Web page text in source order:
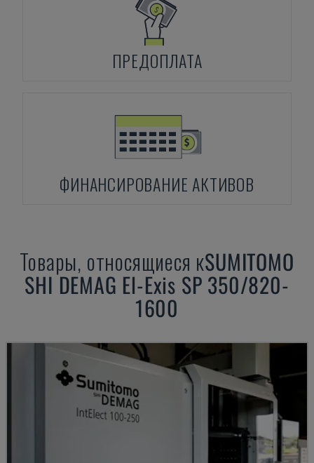
ПРЕДОПЛАТА
ФИНАНСИРОВАНИЕ АКТИВОВ
Товары, относящиеся кSUMITOMO
SHI DEMAG El-Exis SP 350/820-
1600